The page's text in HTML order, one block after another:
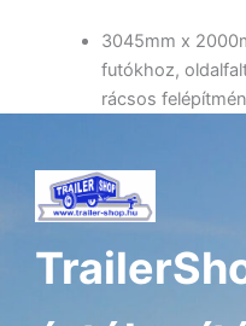
3045mm x
futókhoz,
rácsos